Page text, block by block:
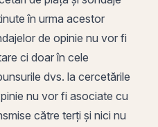
în urma acestor
de opinie nu vor fi
ci doar în cele
dvs. la cercetările
nu vor fi asociate cu
către terți și nici nu